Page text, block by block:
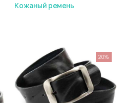
Кожаный ремень
20%